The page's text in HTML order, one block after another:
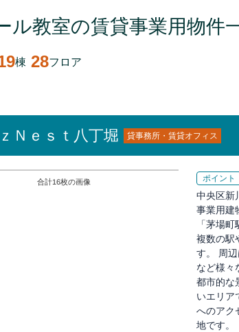
ル教室の賃貸事業用物件
棟 28フロア
Ｎｅｓｔ八丁堀 貸事務所・賃貸オフィス
合計16枚の画像 ポイント
中央区新
事業用建
「茅場
複数の駅
す。 周
など様々
都市的な
いエリア
へのアク
地です。